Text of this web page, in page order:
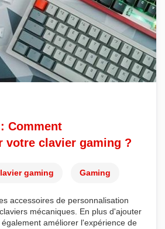
Comment
votre clavier gaming ?
gaming Gaming
accessoires de personnalisation
claviers mécaniques . En plus d'ajouter
améliorer l'expérience de